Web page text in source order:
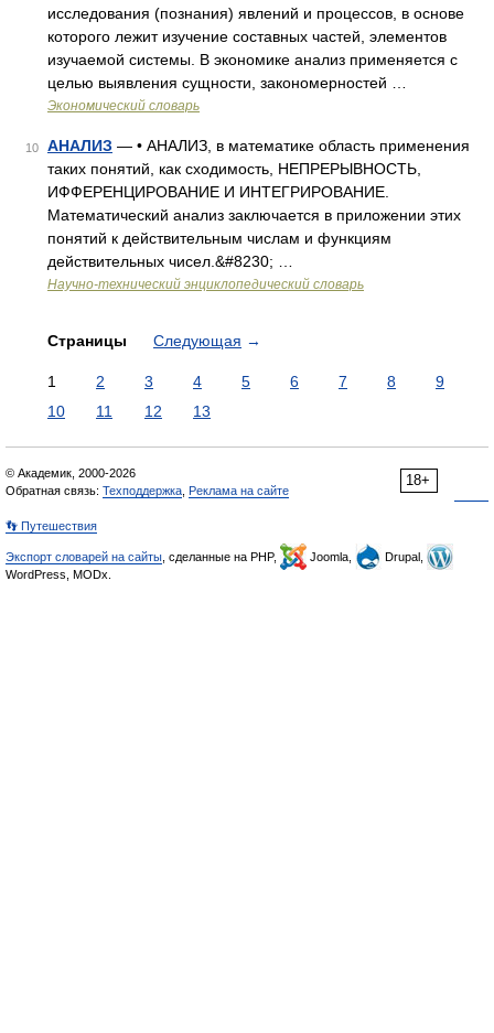
исследования (познания) явлений и процессов, в основе
которого лежит изучение составных частей, элементов
изучаемой системы. В экономике анализ применяется с
целью выявления сущности, закономерностей …
Экономический словарь
10 АНАЛИЗ — • АНАЛИЗ, в математике область применения
таких понятий, как сходимость, НЕПРЕРЫВНОСТЬ,
ИФФЕРЕНЦИРОВАНИЕ И ИНТЕГРИРОВАНИЕ.
Математический анализ заключается в приложении этих
понятий к действительным числам и функциям
действительных чисел.&#8230; …
Научно-технический энциклопедический словарь
Страницы Следующая →
1 2 3 4 5 6 7 8
9
10
11 12 13
18+
© Академик, 2000-2026
Обратная связь: Техподдержка Реклама на сайте
👣 Путешествия
Экспорт словарей на сайты , сделанные на PHP, Joomla,
Drupal,
WordPress, MODx.